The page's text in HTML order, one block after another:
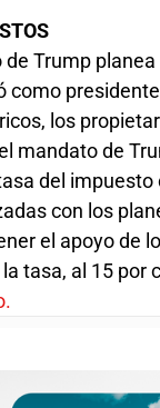
de Trump
como
los
mandato de
del
con los
el apoyo de
tasa, al 15 por